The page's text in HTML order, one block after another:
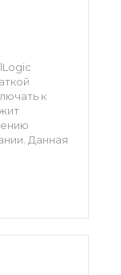
к
Данная